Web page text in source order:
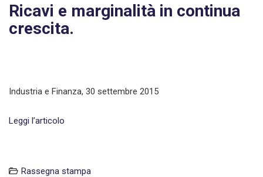
Ricavi e marginalità in continua
crescita.
Industria e Finanza, 30 settembre 2015
Leggi l’articolo
Rassegna stampa